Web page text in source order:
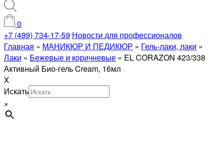
0
+7 (499) 734-17-59 Новости для профессионалов
Главная » МАНИКЮР И ПЕДИКЮР » Гель-лаки, лаки »
Лаки » Бежевые и коричневые » EL CORAZON 423/338
Активный Био-гель Cream, 16мл
X
Искать
×